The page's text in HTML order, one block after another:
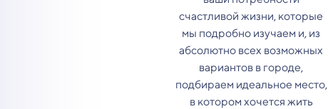
счастливой жизни, которые
мы подробно изучаем и, из
абсолютно всех возможных
вариантов в городе,
подбираем идеальное место,
в котором хочется жить